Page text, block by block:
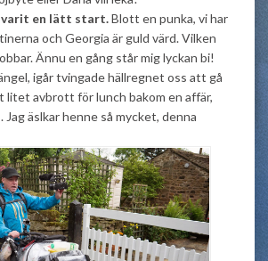
en lätt start.Blott en punka, vi har
och Georgia är guld värd. Vilken
Ännu en gång står mig lyckan bi!
igår tvingade hällregnet oss att gå
litet avbrott för lunch bakom en affär,
Jag äslkar henne så mycket, denna